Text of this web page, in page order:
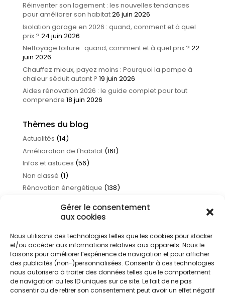
Gérer le consentement
aux cookies
Nous utilisons des technologies telles que les cookies pour stocker
et/ou accéder aux informations relatives aux appareils. Nous le
faisons pour améliorer l’expérience de navigation et pour afficher
des publicités (non-)personnalisées. Consentir à ces technologies
nous autorisera à traiter des données telles que le comportement
de navigation ou les ID uniques sur ce site. Le fait de ne pas
consentir ou de retirer son consentement peut avoir un effet négatif
Réinventer son logement : les nouvelles tendances
pour améliorer son habitat26 juin 2026
Isolation garage en 2026 : quand, comment et à quel
prix ? 24 juin 2026
Nettoyage toiture : quand, comment et à quel prix ? 22
juin 2026
Chauffez mieux, payez moins : Pourquoi la pompe à
chaleur séduit autant ? 19 juin 2026
Aides rénovation 2026 : le guide complet pour tout
comprendre 18 juin 2026
Thèmes du blog
Actualités (14)
Amélioration de l'habitat(161)
Infos et astuces (56)
Non classé (1)
Rénovation énergétique (138)